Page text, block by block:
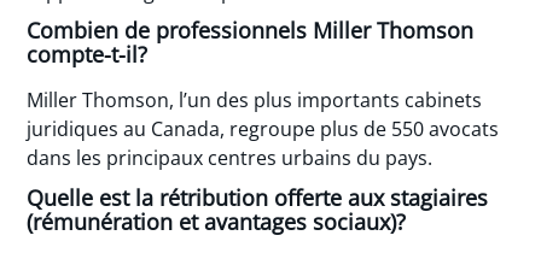
Combien de professionnels Miller Thomson
compte-t-il?
Miller Thomson, l’un des plus importants cabinets
juridiques au Canada, regroupe plus de 550 avocats
dans les principaux centres urbains du pays.
Quelle est la rétribution offerte aux stagiaires
(rémunération et avantages sociaux)?